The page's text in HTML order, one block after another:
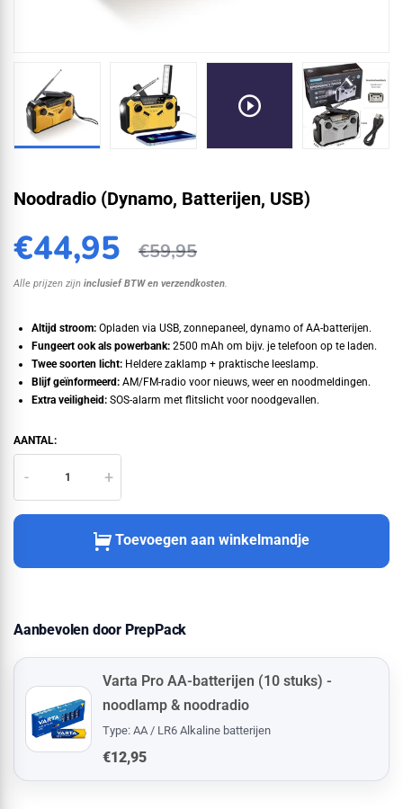
Noodradio (Dynamo, Batterijen, USB)
€44,95 €59,95
Alle prijzen zijn inclusief BTW en verzendkosten.
Altijd stroom: Opladen via USB, zonnepaneel, dynamo of AA-batterijen.
Fungeert ook als powerbank: 2500 mAh om bijv. je telefoon op te laden.
Twee soorten licht: Heldere zaklamp + praktische leeslamp.
Blijf geïnformeerd: AM/FM-radio voor nieuws, weer en noodmeldingen.
Extra veiligheid: SOS-alarm met flitslicht voor noodgevallen.
AANTAL:
- +
Toevoegen aan winkelmandje
Aanbevolen door PrepPack
Varta Pro AA-batterijen (10 stuks) -
noodlamp & noodradio
Type: AA / LR6 Alkaline batterijen
€12,95